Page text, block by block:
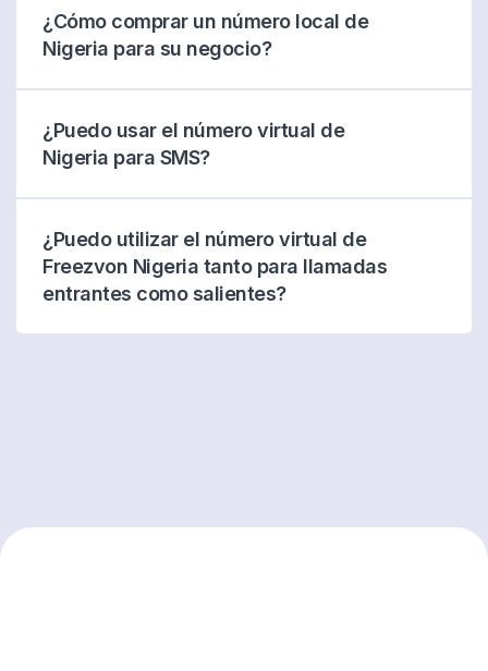
¿Cómo comprar un número local de
Nigeria para su negocio?
¿Puedo usar el número virtual de
Nigeria para SMS?
¿Puedo utilizar el número virtual de
Freezvon Nigeria tanto para llamadas
entrantes como salientes?